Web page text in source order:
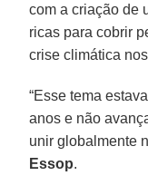
com a criação de
ricas para cobrir
crise climática
“Esse tema
anos e não
unir globalmente
Essop.